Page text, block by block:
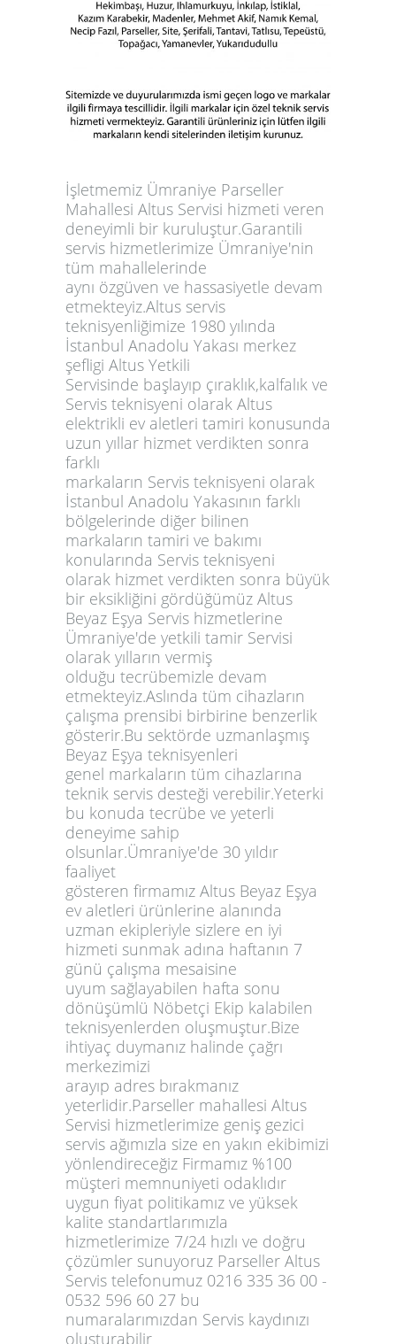
İşletmemiz Ümraniye Parseller
Mahallesi Altus Servisi hizmeti veren
deneyimli bir kuruluştur.Garantili
servis hizmetlerimize Ümraniye'nin
tüm mahallelerinde
aynı özgüven ve hassasiyetle devam
etmekteyiz.Altus servis
teknisyenliğimize 1980 yılında
İstanbul Anadolu Yakası merkez
şefligi Altus Yetkili
Servisinde başlayıp çıraklık,kalfalık ve
Servis teknisyeni olarak Altus
elektrikli ev aletleri tamiri konusunda
uzun yıllar hizmet verdikten sonra
farklı
markaların Servis teknisyeni olarak
İstanbul Anadolu Yakasının farklı
bölgelerinde diğer bilinen
markaların tamiri ve bakımı
konularında Servis teknisyeni
olarak hizmet verdikten sonra büyük
bir eksikliğini gördüğümüz Altus
Beyaz Eşya Servis hizmetlerine
Ümraniye'de yetkili tamir Servisi
olarak yılların vermiş
olduğu tecrübemizle devam
etmekteyiz.Aslında tüm cihazların
çalışma prensibi birbirine benzerlik
gösterir.Bu sektörde uzmanlaşmış
Beyaz Eşya teknisyenleri
genel markaların tüm cihazlarına
teknik servis desteği verebilir.Yeterki
bu konuda tecrübe ve yeterli
deneyime sahip
olsunlar.Ümraniye'de 30 yıldır
faaliyet
gösteren firmamız Altus Beyaz Eşya
ev aletleri ürünlerine alanında
uzman ekipleriyle sizlere en iyi
hizmeti sunmak adına haftanın 7
günü çalışma mesaisine
uyum sağlayabilen hafta sonu
dönüşümlü Nöbetçi Ekip kalabilen
teknisyenlerden oluşmuştur.Bize
ihtiyaç duymanız halinde çağrı
merkezimizi
arayıp adres bırakmanız
yeterlidir.Parseller mahallesi Altus
Servisi hizmetlerimize geniş gezici
servis ağımızla size en yakın ekibimizi
yönlendireceğiz Firmamız %100
müşteri memnuniyeti odaklıdır
uygun fiyat politikamız ve yüksek
kalite standartlarımızla
hizmetlerimize 7/24 hızlı ve doğru
çözümler sunuyoruz Parseller Altus
Servis telefonumuz 0216 335 36 00 -
0532 596 60 27 bu
numaralarımızdan Servis kaydınızı
oluşturabilir